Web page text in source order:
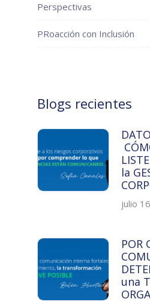
Perspectivas
PRoacción con Inclusión
Blogs recientes
la
julio
POR
una